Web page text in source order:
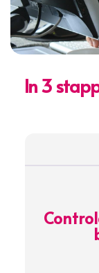
In 3